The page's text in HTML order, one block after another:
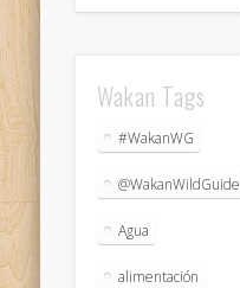
Wakan Tags
#WakanWG
@WakanWildGuide
Agua
alimentación